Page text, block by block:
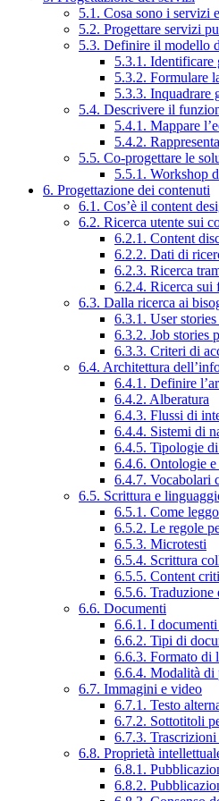
5.1. Cosa sono i servizi
5.2. Progettare servizi
5.3. Definire il modello
5.3.1.
5.3.2. Formulare
5.3.3. Inquadrare
5.4. Descrivere il
5.4.1. Mappare
5.4.2.
5.5. Co-progettare le
5.5.1. Workshop
6. Progettazione dei contenuti
6.1. Cos’è il content
6.2. Ricerca utente sui
6.2.1. Content
6.2.2. Dati di
6.2.3. Ricerca
6.2.4. Ricerca sui
6.3. Dalla ricerca ai
6.3.1. User
6.3.2. Job stories
6.3.3. Criteri di
6.4. Architettura
6.4.1. Definire
6.4.2. Alberatura
6.4.3. Flussi di
6.4.4. Sistemi di
6.4.5. Tipologie
6.4.6. Ontologie e
6.4.7. Vocabolari
6.5. Scrittura e
6.5.1. Come
6.5.2. Le regole
6.5.3. Microtesti
6.5.4. Scrittura
6.5.5. Content
6.5.6. Traduzione
6.6. Documenti
6.6.1. I
6.6.2. Tipi di
6.6.3. Formato di
6.6.4. Modalità di
6.7. Immagini e video
6.7.1. Testo
6.7.2. Sottotitoli
6.7.3.
6.8. Proprietà
6.8.1.
6.8.2.